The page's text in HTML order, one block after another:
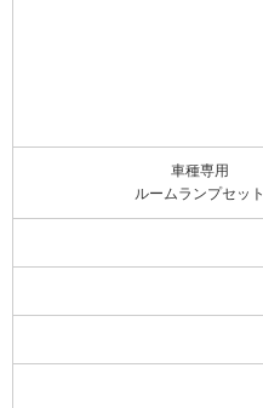
車種専用
ルームランプセット